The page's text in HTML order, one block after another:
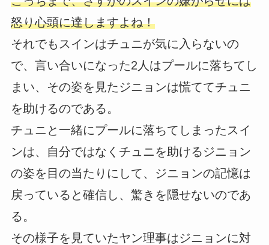
怒り心頭に達しますよね！
それでもスインはチュニが気に入らないの
で、言い合いになった2人はプールに落ちてし
まい、その姿を見たジニョンは慌ててチュニ
を助けるのである。
チュニと一緒にプールに落ちてしまったスイ
ンは、自分ではなくチュニを助けるジニョン
の姿を目の当たりにして、ジニョンの記憶は
戻っていると確信し、驚きを隠せないのであ
る。
その様子を見ていたヤン理事はジニョンに対